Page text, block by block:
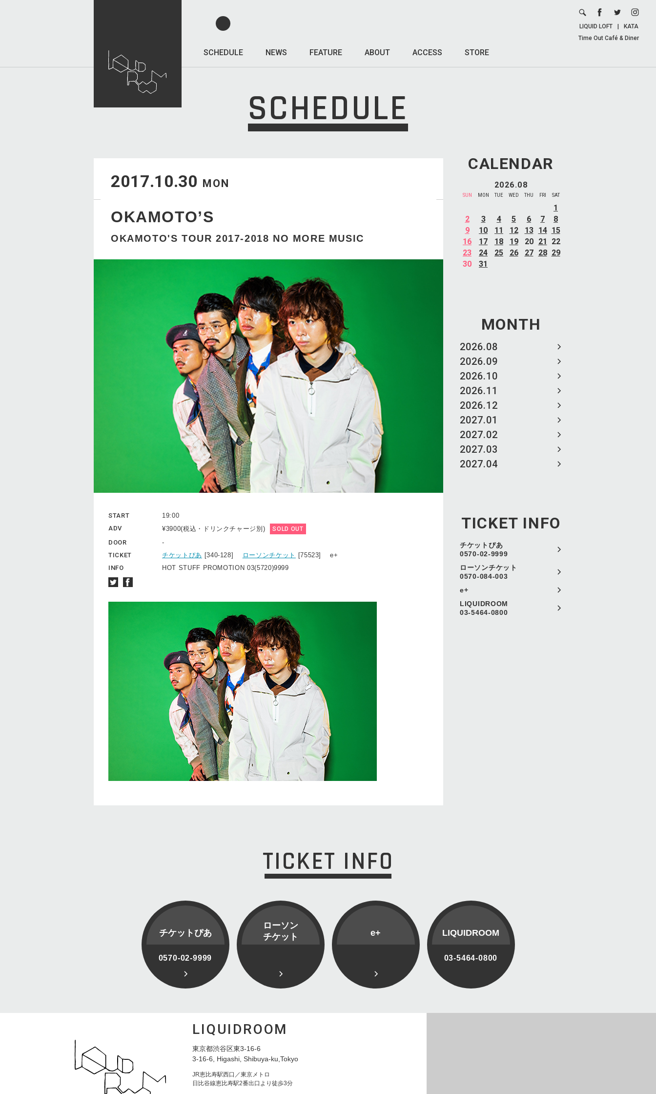
SCHEDULE NEWS FEATURE ABOUT ACCESS STORE
LIQUID LOFT
KATA
Time Out Café & Diner
SCHEDULE
CALENDAR
2026.08
SUN MON TUE WED THU FRI SAT
1
2
3 4 5 6 7
8
9
10 11 12 13 14 15
16
17 18 19 20 21
22
23
24 25 26 27 28 29
30
31
MONTH
2026.08
2026.09
2026.10
2026.11
2026.12
2027.01
2027.02
2027.03
2027.04
TICKET INFO
チケットぴあ
0570-02-9999
ローソンチケット
0570-084-003
e+
LIQUIDROOM
03-5464-0800
2017.10.30 MON
OKAMOTO’S
OKAMOTO'S TOUR 2017-2018 NO MORE MUSIC
START
19:00
ADV
¥3900(税込・ドリンクチャージ別) SOLD OUT
DOOR
-
TICKET
チケットぴあ [340-128] ローソンチケット
[75523] e+
INFO
HOT STUFF PROMOTION 03(5720)9999
TICKET INFO
チケットぴあ
0570-02-9999
ローソン
チケット
e+ LIQUIDROOM
03-5464-0800
LIQUIDROOM
東京都渋谷区東3-16-6
3-16-6, Higashi, Shibuya-ku,Tokyo
JR恵比寿駅西口／東京メトロ
日比谷線恵比寿駅2番出口より徒歩3分